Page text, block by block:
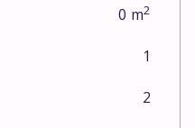
0 m2
1
2